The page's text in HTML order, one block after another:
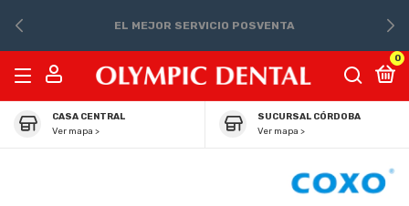
EL MEJOR SERVICIO POSVENTA
0
CASA CENTRAL
Ver mapa >
SUCURSAL CÓRDOBA
Ver mapa >